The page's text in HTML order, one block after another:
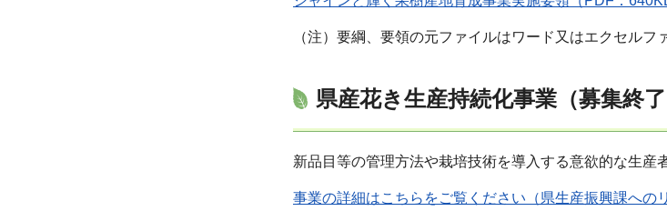
（注）要綱、要領の元ファイルはワード又はエクセル
県産花き生産持続化事業（募集終了
新品目等の管理方法や栽培技術を導入する意欲的な生産
事業の詳細はこちらをご覧ください（県生産振興課への